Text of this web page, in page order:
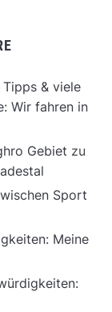
& viele
Wir fahren in
Gebiet zu
Sport
Meine